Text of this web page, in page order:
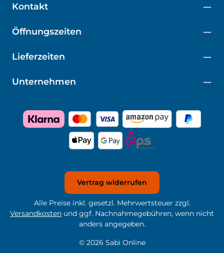
Kontakt
Öffnungszeiten
Unternehmen
Lieferzeiten
Vertrag widerrufen
© 2026 Sabi Online
Alle Preise inkl. gesetzl. Mehrwertsteuer zzgl.
Versandkosten und ggf. Nachnahmegebühren, wenn nicht
anders angegeben.